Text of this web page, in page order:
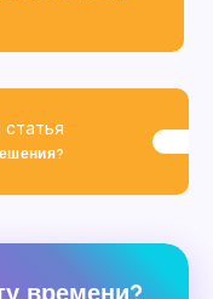
времени?